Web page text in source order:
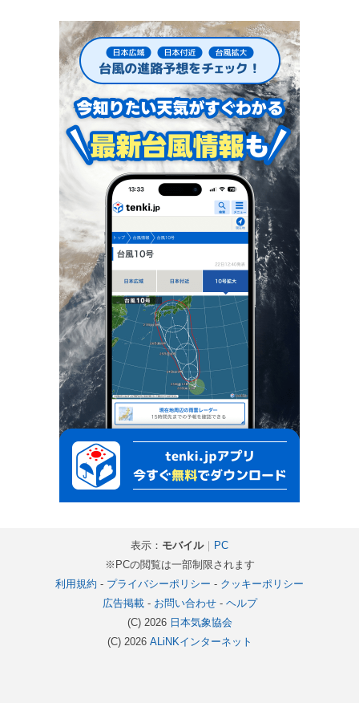
表示： モバイル｜
PC
※PCの閲覧は一部制限されます
利用規約 - プライバシーポリシー - クッキーポリシー
広告掲載- お問い合わせ- ヘルプ
(C) 2026 日本気象協会
(C) 2026 ALiNKインターネット